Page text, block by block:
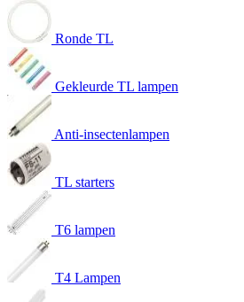
Ronde TL
Gekleurde TL lampen
Anti-insectenlampen
TL starters
T6 lampen
T4 Lampen